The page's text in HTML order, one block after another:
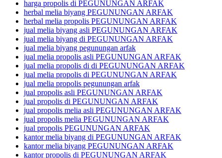
harga propolis di PEGUNUNGAN ARFAK
herbal melia biyang PEGUNUNGAN ARFAK
herbal melia propolis PEGUNUNGAN ARFAK
jual melia biyang asli PEGUNUNGAN ARFAK
jual melia biyang di PEGUNUNGAN ARFAK
jual melia biyang pegunungan arfak
jual melia propolis asli PEGUNUNGAN ARFAK
jual melia propolis di di PEGUNUNGAN ARFAK
jual melia propolis di PEGUNUNGAN ARFAK
jual melia propolis pegunungan arfak
jual propolis asli PEGUNUNGAN ARFAK
jual propolis di PEGUNUNGAN ARFAK
jual propolis melia asli PEGUNUNGAN ARFAK
jual propolis melia PEGUNUNGAN ARFAK
jual propolis PEGUNUNGAN ARFAK
kantor melia biyang di PEGUNUNGAN ARFAK
kantor melia biyang PEGUNUNGAN ARFAK
kantor propolis di PEGUNUNGAN ARFAK